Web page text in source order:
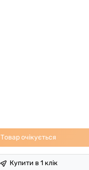
Товар очікується
Купити в 1 клік